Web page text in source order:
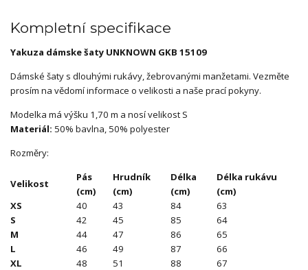
Kompletní specifikace
Yakuza dámske šaty UNKNOWN GKB 15109
Dámské šaty s dlouhými rukávy, žebrovanými manžetami. Vezměte
prosím na vědomí informace o velikosti a naše prací pokyny.
Modelka má výšku 1,70 m a nosí velikost S
Materiál: 50% bavlna, 50% polyester
Rozměry:
Velikost
Pás
(cm)
Hrudník
(cm)
Délka
(cm)
Délka rukávu
(cm)
XS
40 43 84
63
S
42 45 85
64
M
44 47 86
65
L
46 49 87
66
XL
48 51 88
67